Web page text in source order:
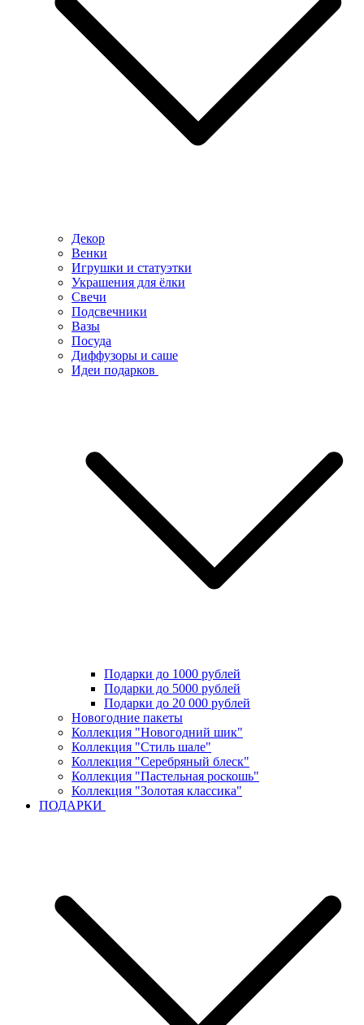
Декор
Венки
Игрушки и статуэтки
Украшения для ёлки
Свечи
Подсвечники
Вазы
Посуда
Диффузоры и саше
Идеи подарков
Подарки до 1000 рублей
Подарки до 5000 рублей
Подарки до 20 000 рублей
Новогодние пакеты
Коллекция "Новогодний шик"
Коллекция "Стиль шале"
Коллекция "Серебряный блеск"
Коллекция "Пастельная роскошь"
Коллекция "Золотая классика"
ПОДАРКИ